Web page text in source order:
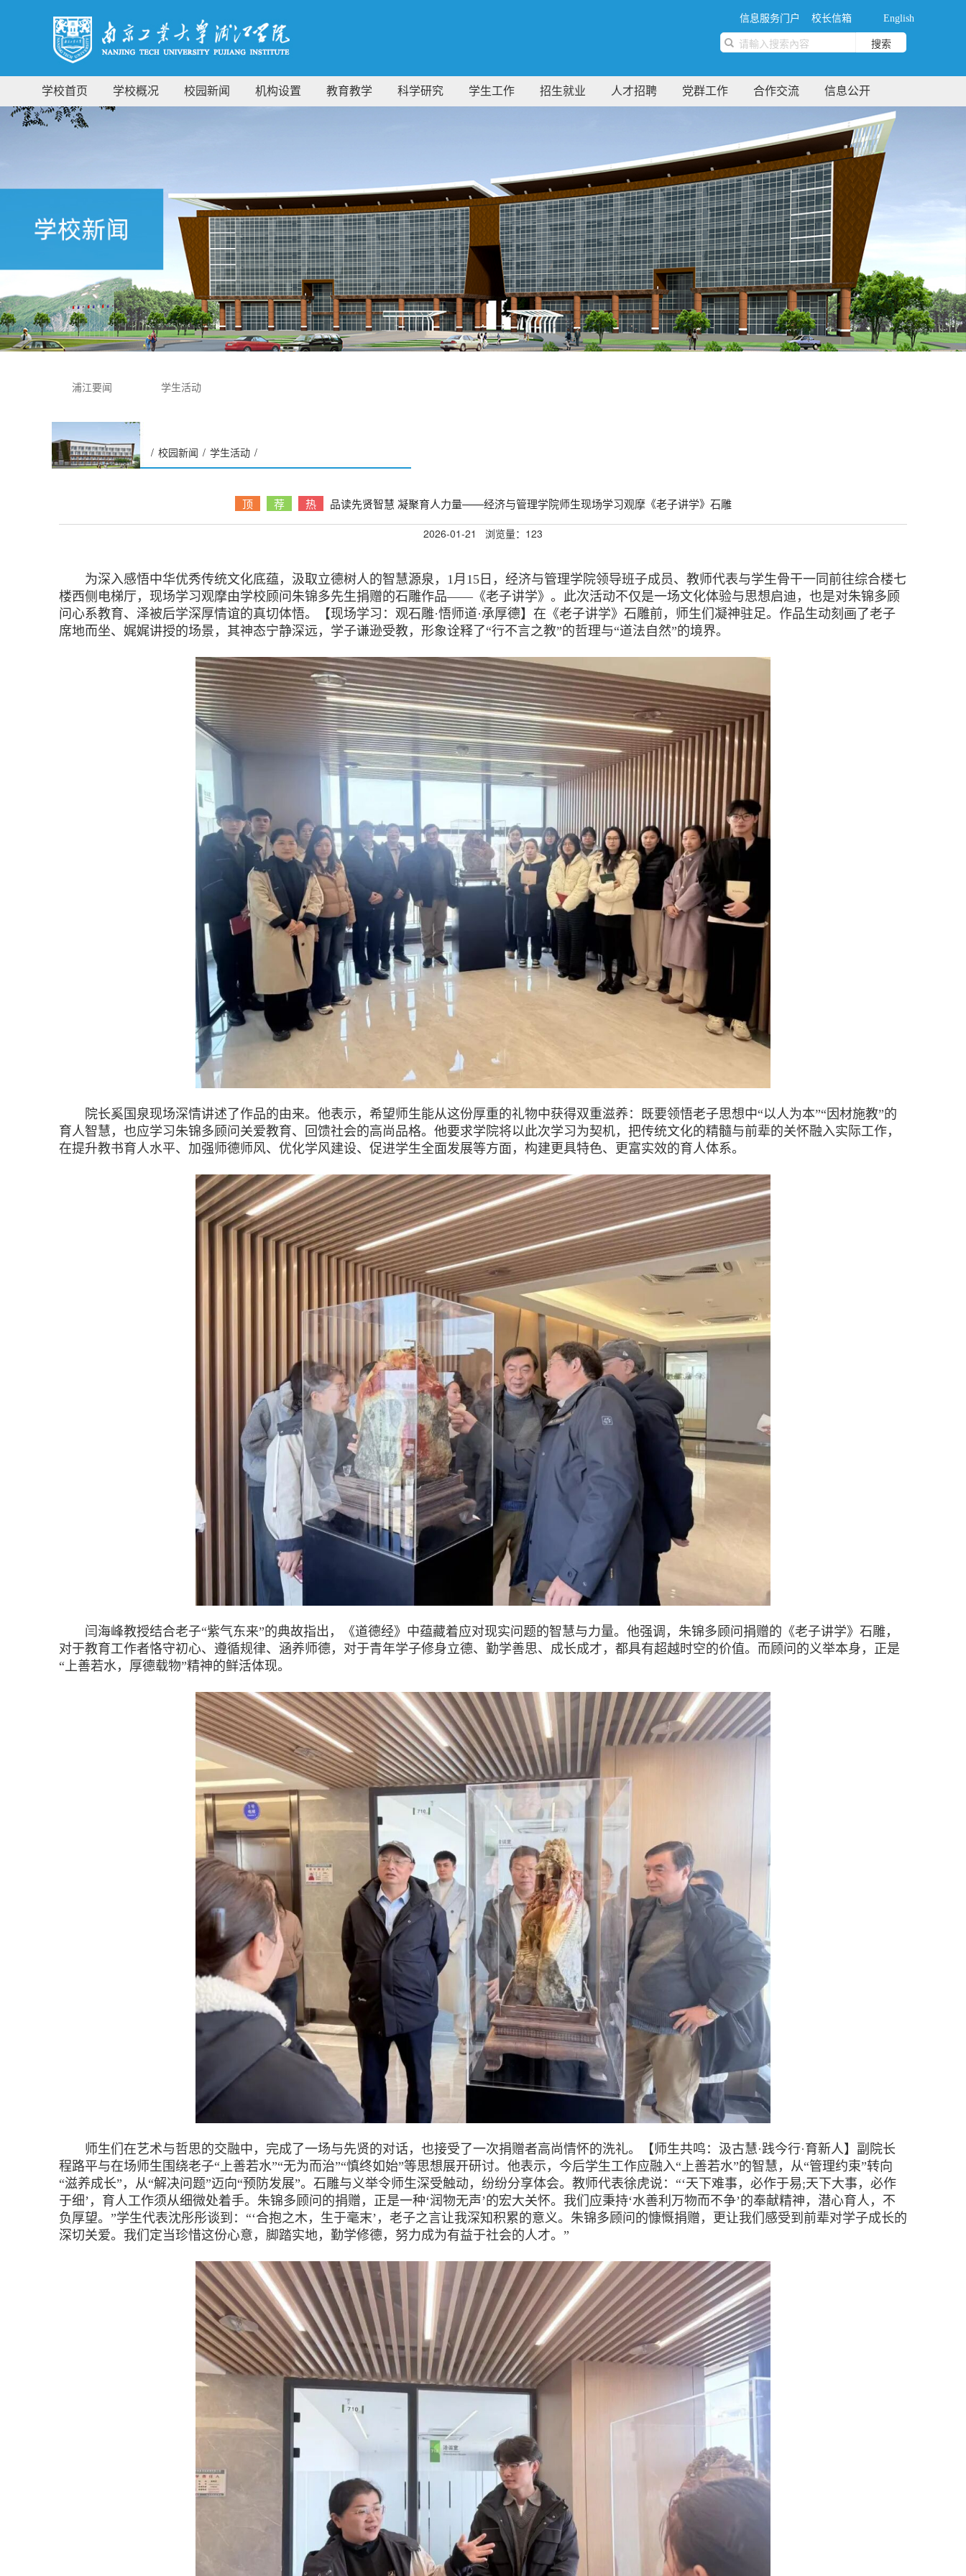
信息服务门户 校长信箱 English
搜索
学校首页 学校概况 校园新闻 机构设置 教育教学 科学研究 学生工作 招生就业 人才招聘 党群工作 合作交流 信息公开
浦江要闻 学生活动
/ 校园新闻 / 学生活动 /
——经济与管理学院师生现
顶 荐 热 品读先贤智慧 凝聚育人力量——经济与管理学院师生现场学习观摩《老子讲学》石雕
2026-01-21 浏览量： 123
为深入感悟中华优秀传统文化底蕴，汲取立德树人的智慧源泉，1月15日，经济与管理学院领导班子成员、教师代表与学生骨干一同前往综合楼七
楼西侧电梯厅，现场学习观摩由学校顾问朱锦多先生捐赠的石雕作品——《老子讲学》。此次活动不仅是一场文化体验与思想启迪，也是对朱锦多顾
问心系教育、泽被后学深厚情谊的真切体悟。【现场学习：观石雕·悟师道·承厚德】在《老子讲学》石雕前，师生们凝神驻足。作品生动刻画了老子
席地而坐、娓娓讲授的场景，其神态宁静深远，学子谦逊受教，形象诠释了“行不言之教”的哲理与“道法自然”的境界。
院长奚国泉现场深情讲述了作品的由来。他表示，希望师生能从这份厚重的礼物中获得双重滋养：既要领悟老子思想中“以人为本”“因材施教”的
育人智慧，也应学习朱锦多顾问关爱教育、回馈社会的高尚品格。他要求学院将以此次学习为契机，把传统文化的精髓与前辈的关怀融入实际工作，
在提升教书育人水平、加强师德师风、优化学风建设、促进学生全面发展等方面，构建更具特色、更富实效的育人体系。
闫海峰教授结合老子“紫气东来”的典故指出，《道德经》中蕴藏着应对现实问题的智慧与力量。他强调，朱锦多顾问捐赠的《老子讲学》石雕，
对于教育工作者恪守初心、遵循规律、涵养师德，对于青年学子修身立德、勤学善思、成长成才，都具有超越时空的价值。而顾问的义举本身，正是
“上善若水，厚德载物”精神的鲜活体现。
师生们在艺术与哲思的交融中，完成了一场与先贤的对话，也接受了一次捐赠者高尚情怀的洗礼。【师生共鸣：汲古慧·践今行·育新人】副院长
程路平与在场师生围绕老子“上善若水”“无为而治”“慎终如始”等思想展开研讨。他表示，今后学生工作应融入“上善若水”的智慧，从“管理约束”转向
“滋养成长”，从“解决问题”迈向“预防发展”。石雕与义举令师生深受触动，纷纷分享体会。教师代表徐虎说：“‘天下难事，必作于易;天下大事，必作
于细’，育人工作须从细微处着手。朱锦多顾问的捐赠，正是一种‘润物无声’的宏大关怀。我们应秉持‘水善利万物而不争’的奉献精神，潜心育人，不
负厚望。”学生代表沈彤彤谈到：“‘合抱之木，生于毫末’，老子之言让我深知积累的意义。朱锦多顾问的慷慨捐赠，更让我们感受到前辈对学子成长的
深切关爱。我们定当珍惜这份心意，脚踏实地，勤学修德，努力成为有益于社会的人才。”